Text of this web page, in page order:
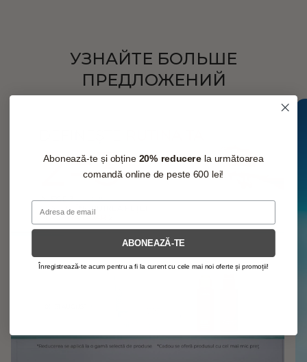
УЗНАЙТЕ БОЛЬШЕ
ПРЕДЛОЖЕНИЙ
Abonează-te și obține 20% reducerela următoarea
comandă online de peste 600 lei!
Email
ABONEAZĂ-TE
Înregistrează-te acum pentru a fi la curent cu cele mai noi oferte și promoții!